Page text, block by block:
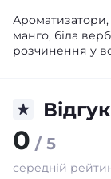
Ароматизатори,
манго, біла
розчинення у
0 / 5
середній